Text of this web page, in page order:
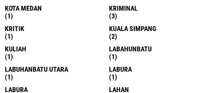
KOTA MEDAN
(1)
KRIMINAL
(3)
KRITIK
(1)
KUALA SIMPANG
(2)
KULIAH
(1)
LABAHUNBATU
(1)
LABUHANBATU UTARA
(1)
LABURA
(1)
LABURA
LAHAN